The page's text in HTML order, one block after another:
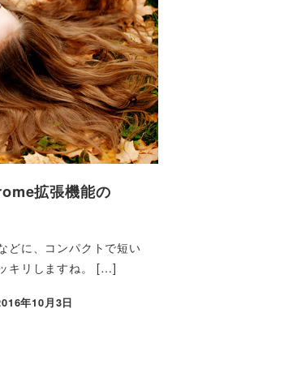
拡張機能の
どに、コンパクトで短い
キリしますね。 […]
年10月3日